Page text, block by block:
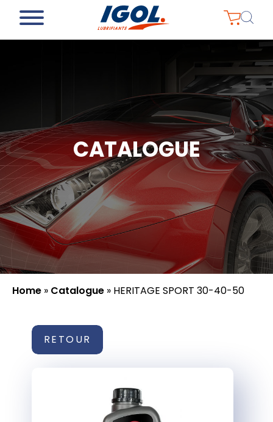
CATALOGUE
Home » Catalogue » HERITAGE SPORT 30-40-50
RETOUR